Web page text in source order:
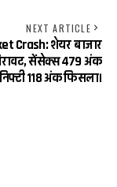
NEXT ARTICLE
Crash: शेयर बाजार
सेंसेक्स 479 अंक
118 अंक फिसला।